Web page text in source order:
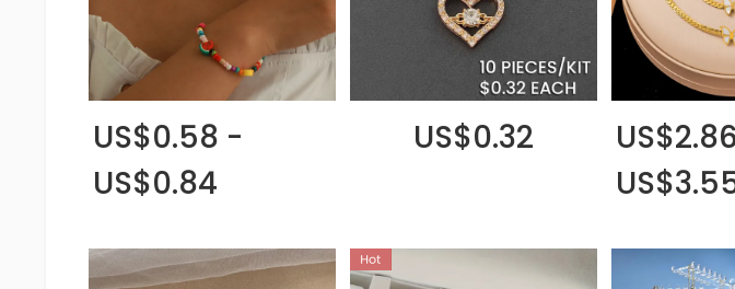
US$0.58 -
US$0.84
US$0.32